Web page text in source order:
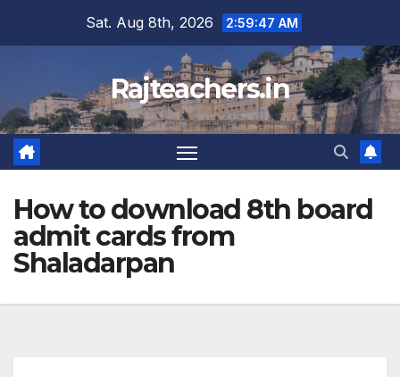
Sat. Aug 8th, 2026 2:59:48 AM
Rajteachers.in
How to download 8th board
admit cards from
Shaladarpan